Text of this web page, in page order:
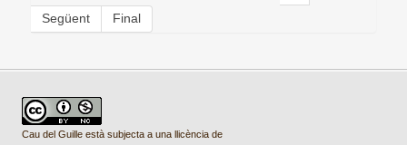
Següent
Final
Cau del Guille està subjecta a una llicència de